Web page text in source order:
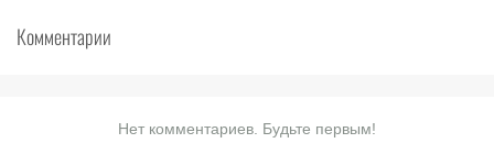
Комментарии
Нет комментариев. Будьте первым!